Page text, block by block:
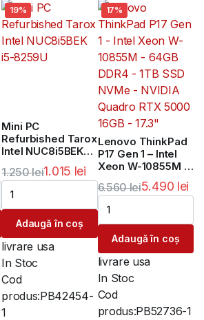
19%
Mini PC
Refurbished Tarox
Intel NUC8i5BEK
1.250lei
Prețul
inițial
fost:
1.250 lei.
1.015 lei
Prețul
curent
este:
1.015 lei.
Adaugă în coș
livrare usa
In Stoc
Cod
produs:PB42454-
1
17%
Lenovo ThinkPad
P17 Gen 1 – Intel
Xeon W-10855M –
SSD NVMe –
NVIDIA Quadro
RTX 5000 16GB –
17.3″
6.560lei
Prețul
inițial
a
fost:
6.560 lei.
5.490 lei
Prețul
curent
este:
5.490 lei.
Adaugă în coș
livrare usa
In Stoc
Cod
produs:PB52736-1